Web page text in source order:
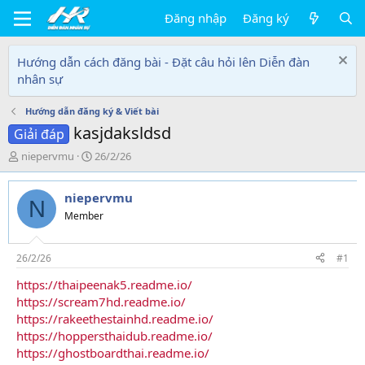
Đăng nhập Đăng ký
Hướng dẫn cách đăng bài - Đặt câu hỏi lên Diễn đàn
nhân sự
Hướng dẫn đăng ký & Viết bài
Giải đáp kasjdaksldsd
T
h
r
e
d
s
t
a
r
t
e
r
niepervmu
N
g
à
y
g
i
26/2/26
N niepervmu
Member
26/2/26 #1
https://thaipeenak5.readme.io/
https://scream7hd.readme.io/
https://rakeethestainhd.readme.io/
https://hoppersthaidub.readme.io/
https://ghostboardthai.readme.io/